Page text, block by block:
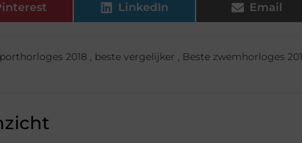
LinkedIn Email
2018 , beste vergelijker , Beste zwemhorloges